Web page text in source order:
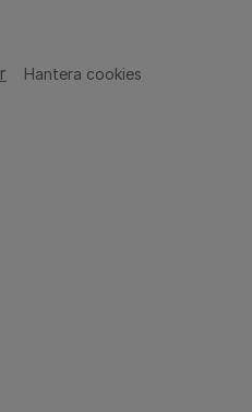
Hantera cookies